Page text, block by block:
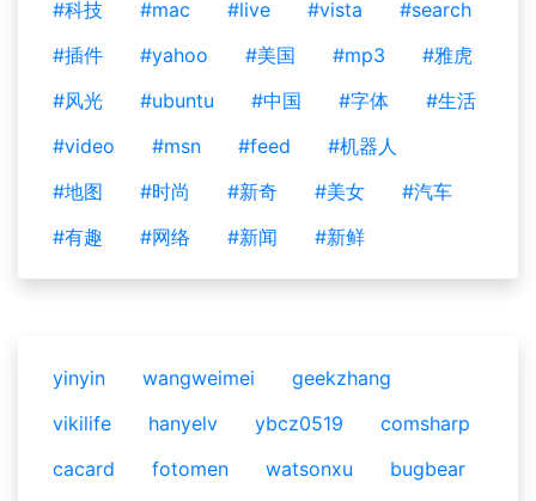
#科技
#mac #live #vista
#search
#插件
#yahoo #美国 #mp3
#雅虎
#风光
#ubuntu #中国 #字体
#生活
#video
#msn #feed
#机器人
#地图
#时尚 #新奇 #美女
#汽车
#有趣
#网络 #新闻 #新鲜
yinyin wangweimei
geekzhang
vikilife
hanyelv ybcz0519
comsharp
cacard
fotomen watsonxu
bugbear